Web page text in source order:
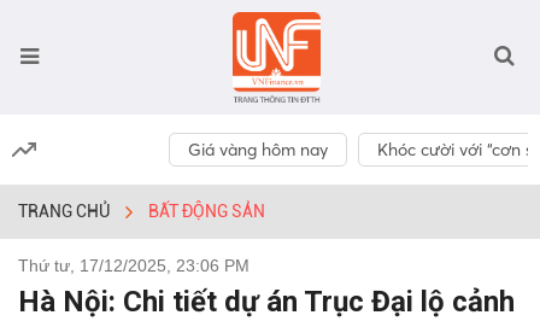
Giá vàng hôm nay Khóc cười với “cơn
TRANG CHỦ BẤT ĐỘNG SẢN
Thứ tư, 17/12/2025, 23:06 PM
Hà Nội: Chi tiết dự án Trục Đại lộ cảnh